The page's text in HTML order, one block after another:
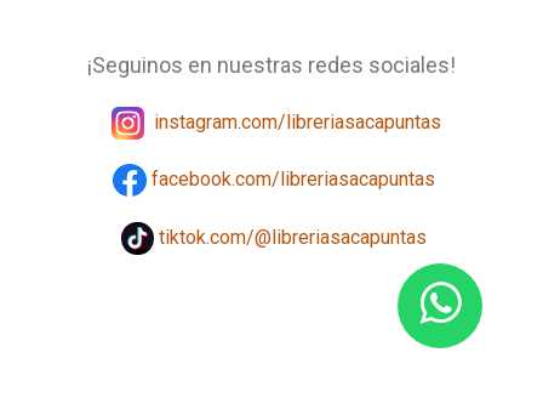
¡Seguinos en nuestras redes sociales!
instagram.com/libreriasacapuntas
facebook.com/libreriasacapuntas
tiktok.com/@libreriasacapuntas